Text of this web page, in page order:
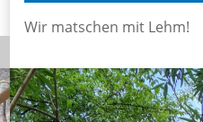
Wir matschen mit Lehm!